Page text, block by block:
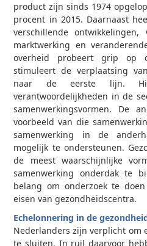
product zijn sinds 1974
procent in 2015. Daarnaast
verschillende
marktwerking en
overheid probeert grip op
stimuleert de verplaatsing
naar de eerste lijn.
verantwoordelijkheden in de
samenwerkingsvormen. De
voorbeeld van die
samenwerking in de
mogelijk te ondersteunen.
de meest waarschijnlijke
samenwerking onderdak te
belang om onderzoek te
eisen van gezondheidscentra.
Echelonnering in de
Nederlanders zijn verplicht om
te sluiten. In ruil daarvoor